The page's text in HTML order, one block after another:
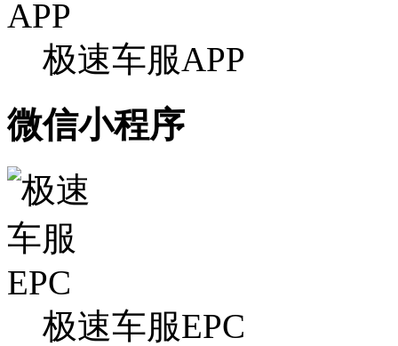
极速车服APP
微信小程序
极速车服EPC